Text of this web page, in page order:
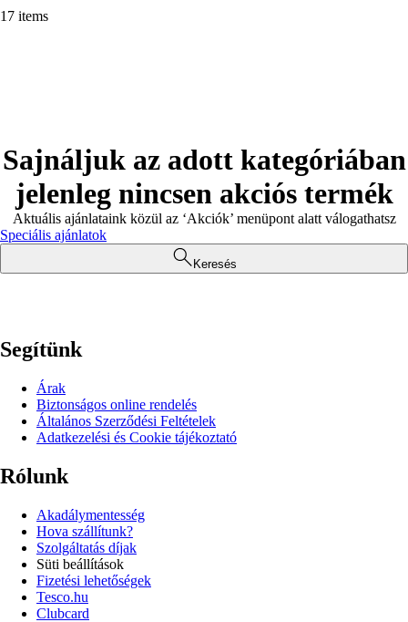
17 items
Sajnáljuk az adott kategóriában
jelenleg nincsen akciós termék
Aktuális ajánlataink közül az ‘Akciók’ menüpont alatt válogathatsz
Speciális ajánlatok
Keresés
Segítünk
Árak
Biztonságos online rendelés
Általános Szerződési Feltételek
Adatkezelési és Cookie tájékoztató
Rólunk
Akadálymentesség
Hova szállítunk?
Szolgáltatás díjak
Süti beállítások
Fizetési lehetőségek
Tesco.hu
Clubcard